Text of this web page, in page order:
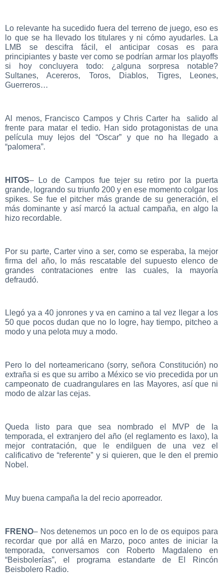
Lo relevante ha sucedido fuera del terreno de juego, eso es
lo que se ha llevado los titulares y ni cómo ayudarles. La
LMB se descifra fácil, el anticipar cosas es para
principiantes y baste ver como se podrían armar los playoffs
si hoy concluyera todo: ¿alguna sorpresa notable?
Sultanes, Acereros, Toros, Diablos, Tigres, Leones,
Guerreros…
Al menos, Francisco Campos y Chris Carter ha salido al
frente para matar el tedio. Han sido protagonistas de una
película muy lejos del “Oscar” y que no ha llegado a
“palomera”.
HITOS– Lo de Campos fue tejer su retiro por la puerta
grande, logrando su triunfo 200 y en ese momento colgar los
spikes. Se fue el pitcher más grande de su generación, el
más dominante y así marcó la actual campaña, en algo la
hizo recordable.
Por su parte, Carter vino a ser, como se esperaba, la mejor
firma del año, lo más rescatable del supuesto elenco de
grandes contrataciones entre las cuales, la mayoría
defraudó.
Llegó ya a 40 jonrones y va en camino a tal vez llegar a los
50 que pocos dudan que no lo logre, hay tiempo, pitcheo a
modo y una pelota muy a modo.
Pero lo del norteamericano (sorry, señora Constitución) no
extraña si es que su arribo a México se vio precedida por un
campeonato de cuadrangulares en las Mayores, así que ni
modo de alzar las cejas.
Queda listo para que sea nombrado el MVP de la
temporada, el extranjero del año (el reglamento es laxo), la
mejor contratación, que le endilguen de una vez el
calificativo de “referente” y si quieren, que le den el premio
Nobel.
Muy buena campaña la del recio aporreador.
FRENO– Nos detenemos un poco en lo de os equipos para
recordar que por allá en Marzo, poco antes de iniciar la
temporada, conversamos con Roberto Magdaleno en
“Beisbolerías”, el programa estandarte de El Rincón
Beisbolero Radio.